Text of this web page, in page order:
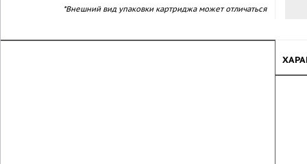
*Внешний вид упаковки картриджа может отличаться